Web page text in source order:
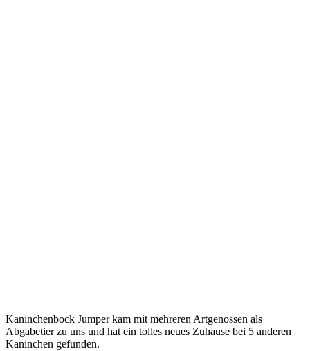
Kaninchenbock Jumper kam mit mehreren Artgenossen als
Abgabetier zu uns und hat ein tolles neues Zuhause bei 5 anderen
Kaninchen gefunden.